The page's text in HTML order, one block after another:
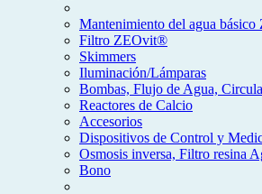
Mantenimiento del agua
Filtro ZEOvit®
Skimmers
Iluminación/Lámparas
Bombas, Flujo de Agua,
Reactores de Calcio
Accesorios
Dispositivos de Control y
Osmosis inversa, Filtro resina
Bono